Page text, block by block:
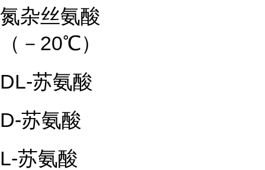
氮杂丝氨酸
（－20℃）
DL-苏氨酸
D-苏氨酸
L-苏氨酸